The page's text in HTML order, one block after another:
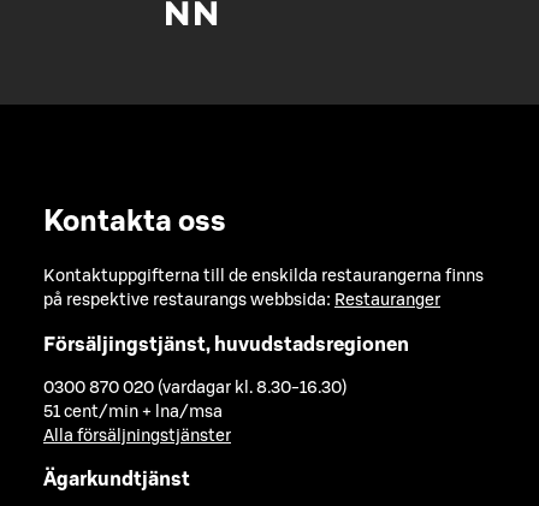
Kontakta oss
Kontaktuppgifterna till de enskilda restaurangerna finns
på respektive restaurangs webbsida: Restauranger
Försäljingstjänst, huvudstadsregionen
0300 870 020 (vardagar kl. 8.30-16.30)
51 cent/min + lna/msa
Alla försäljningstjänster
Ägarkundtjänst